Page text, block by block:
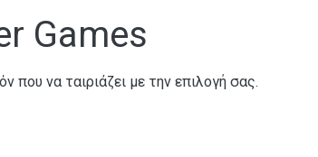
Games
που να ταιριάζει με την επιλογή σας.